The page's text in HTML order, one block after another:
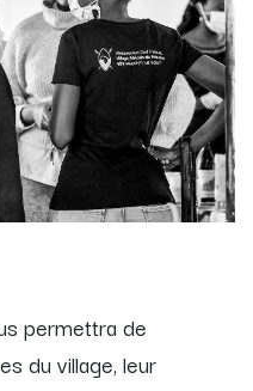
permettra de
du village, leur